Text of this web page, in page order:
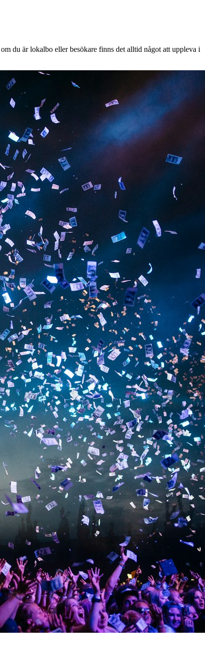
du är lokalbo eller besökare finns det alltid något att uppleva i